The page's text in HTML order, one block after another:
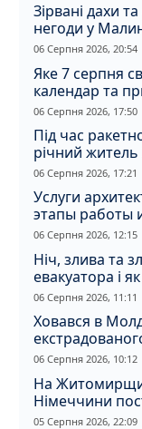
Зірвані дахи
негоди у
06 Серпня 2026, 20:54
Яке 7 серпня
календар та
06 Серпня 2026, 17:50
Під час
річний
06 Серпня 2026, 17:21
Услуги
этапы работы
06 Серпня 2026, 12:15
Ніч, злива та
евакуатора і
06 Серпня 2026, 11:11
Ховався в
і відмивання
06 Серпня 2026, 10:12
На
Німеччини
05 Серпня 2026, 22:09